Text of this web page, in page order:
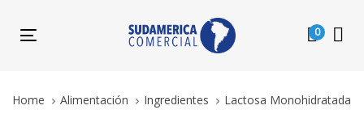
links
primary
0
Toggle
Home Alimentación Ingredientes Lactosa Monohidratada